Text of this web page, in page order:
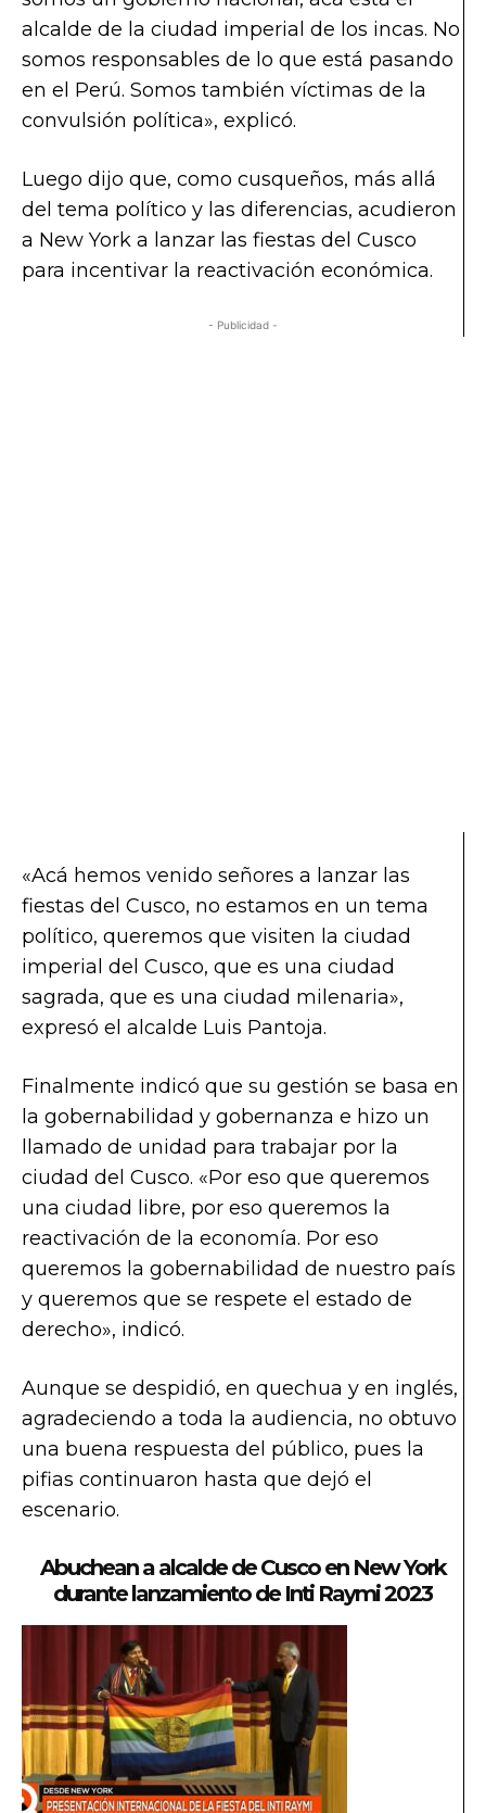
alcalde de la ciudad imperial de los incas. No
somos responsables de lo que está pasando
en el Perú. Somos también víctimas de la
convulsión política», explicó.
Luego dijo que, como cusqueños, más allá
del tema político y las diferencias, acudieron
a New York a lanzar las fiestas del Cusco
para incentivar la reactivación económica.
- Publicidad -
«Acá hemos venido señores a lanzar las
fiestas del Cusco, no estamos en un tema
político, queremos que visiten la ciudad
imperial del Cusco, que es una ciudad
sagrada, que es una ciudad milenaria»,
expresó el alcalde Luis Pantoja.
Finalmente indicó que su gestión se basa en
la gobernabilidad y gobernanza e hizo un
llamado de unidad para trabajar por la
ciudad del Cusco. «Por eso que queremos
una ciudad libre, por eso queremos la
reactivación de la economía. Por eso
queremos la gobernabilidad de nuestro país
y queremos que se respete el estado de
derecho», indicó.
Aunque se despidió, en quechua y en inglés,
agradeciendo a toda la audiencia, no obtuvo
una buena respuesta del público, pues la
pifias continuaron hasta que dejó el
escenario.
Abuchean a alcalde de Cusco en New York
durante lanzamiento de Inti Raymi 2023